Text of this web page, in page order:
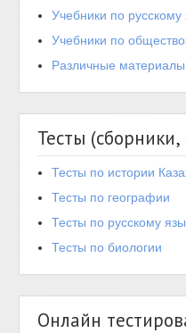
Учебники по русскому
Учебники по
Различные
Тесты
Тесты по истории
Тесты по географии
Тесты по русскому
Тесты по биологии
Онлайн